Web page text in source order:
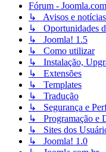
Fórum -
↳ Avisos e notícias
↳ Oportunidades
↳ Joomla! 1.5
↳ Como utilizar
↳ Instalação,
↳ Extensões
↳ Templates
↳ Tradução
↳ Segurança e
↳ Programação e
↳ Sites dos
↳ Joomla! 1.0